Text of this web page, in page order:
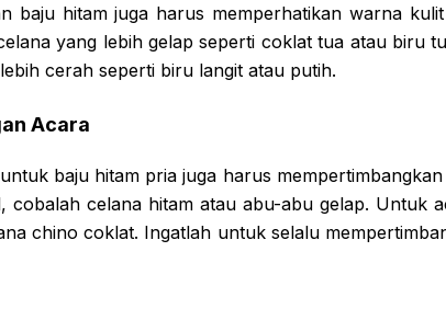
baju hitam juga harus memperhatikan warna
yang lebih gelap seperti coklat tua atau biru
cerah seperti biru langit atau putih.
Acara
baju hitam pria juga harus
cobalah celana hitam atau abu-abu gelap. Untuk
chino coklat. Ingatlah untuk selalu